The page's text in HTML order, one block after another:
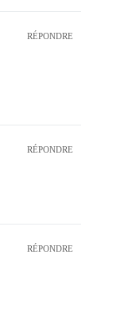
RÉPONDRE
RÉPONDRE
RÉPONDRE